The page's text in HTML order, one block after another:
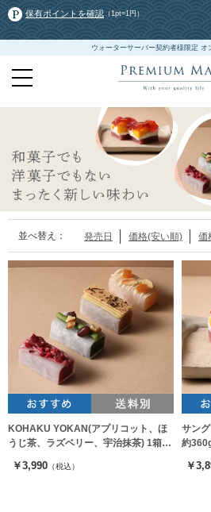
保有ポイントを確認 （1pt=1円）
ウォーターサーバー契約者様限定 オ
並べ替え： 発売日 価格(安い順) 価
KOHAKU YOKAN(アプリコット、ほ
うじ茶、ラズベリー、宇治抹茶) 1箱約
￥3,990 （税込）
サン
約
￥